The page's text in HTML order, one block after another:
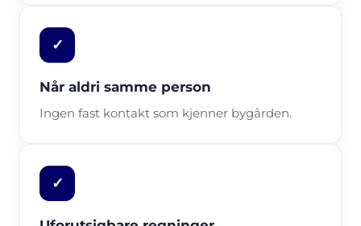
✓
Når aldri samme person
Ingen fast kontakt som kjenner bygården.
✓